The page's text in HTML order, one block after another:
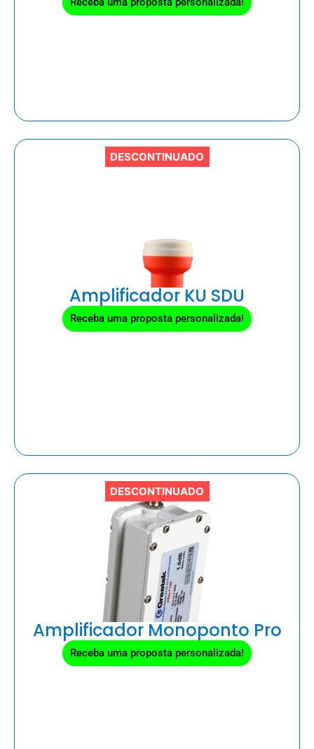
DESCONTINUADO
Amplificador KU SDU
Receba uma proposta personalizada!
DESCONTINUADO
Amplificador Monoponto Pro
Receba uma proposta personalizada!